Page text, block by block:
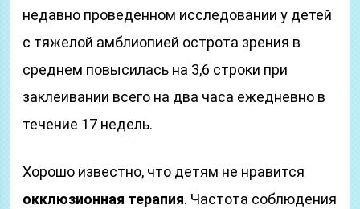
недавно проведенном исследовании у детей
с тяжелой амблиопией острота зрения в
среднем повысилась на 3,6 строки при
заклеивании всего на два часа ежедневно в
течение 17 недель.
Хорошо известно, что детям не нравится
окклюзионная терапия. Частота соблюдения